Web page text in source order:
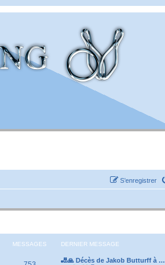
S’enregistrer
MESSAGES DERNIER MESSAGE
🎳🙏 Décès de Jakob Butturff à …